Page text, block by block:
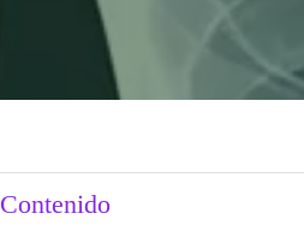
Contenido